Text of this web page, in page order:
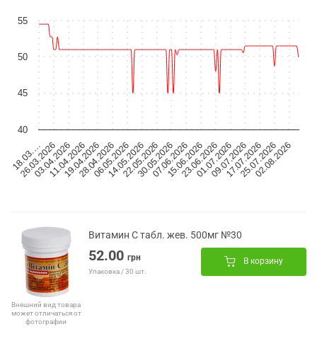
18.03.…
26.03.2026
03.04.2026
11.04.2026
19.04.2026
28.04.2026
06.05.2026
14.05.2026
22.05.2026
30.05.2026
07.06.2026
15.06.2026
23.06.2026
01.07.2026
09.07.2026
17.07.2026
25.07.2026
02.08.2026
40
45
50
55
Внешний вид товара
может отличаться от
фотографии
Витамин С табл. жев. 500мг №30
52.00 грн
Упаковка / 30 шт.
В корзину